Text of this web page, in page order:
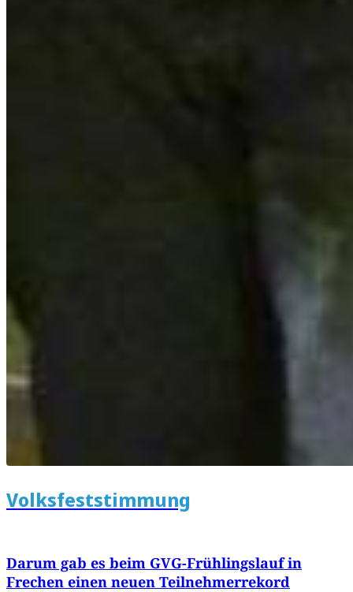
Volksfeststimmung
Darum gab es beim GVG-Frühlingslauf in
Frechen einen neuen Teilnehmerrekord